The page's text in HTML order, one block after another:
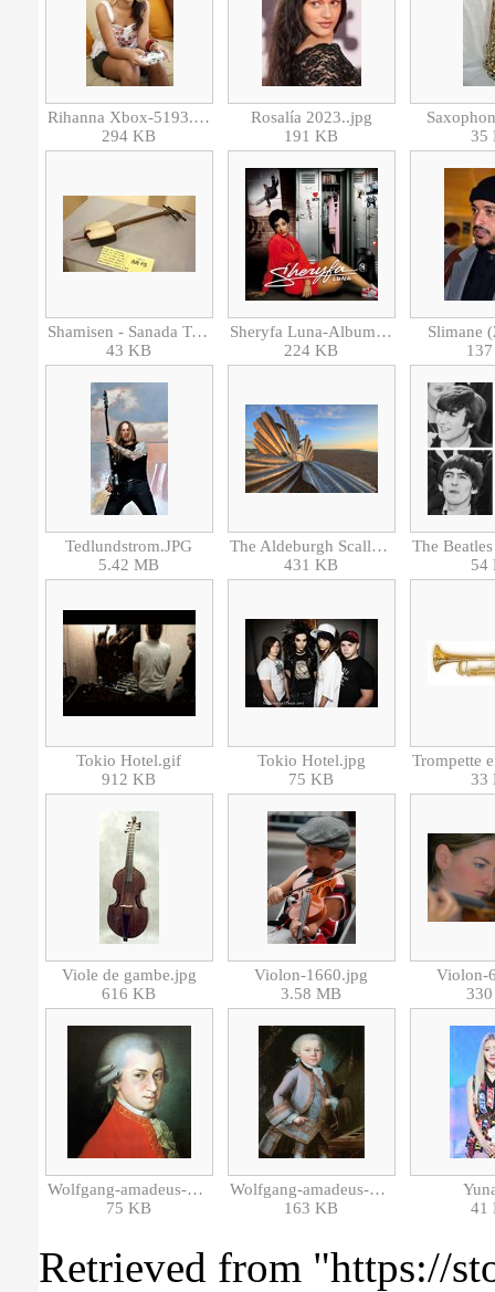
Rihanna Xbox-5193.jpg
294 KB
Rosalía 2023..jpg
191 KB
35
Shamisen - Sanada Treasure Museum - DSC09413.JPG
43 KB
Sheryfa Luna-Album 2007.jpg
224 KB
Slimane
Tedlundstrom.JPG
5.42 MB
The Aldeburgh Scallop a Tribute to Benjamin Britten.jpg
431 KB
54
Tokio Hotel.gif
912 KB
Tokio Hotel.jpg
75 KB
33
Viole de gambe.jpg
616 KB
Violon-1660.jpg
3.58 MB
Violon-
Wolfgang-amadeus-mozart 1.jpg
75 KB
Wolfgang-amadeus-mozart 2.jpg
163 KB
41
Retrieved from "https://